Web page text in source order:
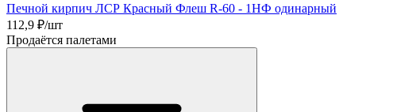
Печной кирпич ЛСР Красный Флеш R-60 - 1НФ одинарный
112,9 ₽/шт
Продаётся палетами